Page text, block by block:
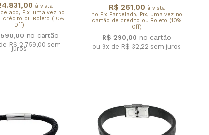
à vista
Pix, uma vez no
crédito ou Boleto (10%
Off)
R$ 2.759,00 sem
juros
R$ 261,00 à vista
no Pix Parcelado, Pix, uma vez no
cartão de crédito ou Boleto (10%
Off)
R$ 290,00
ou 9x de R$ 32,22 sem juros